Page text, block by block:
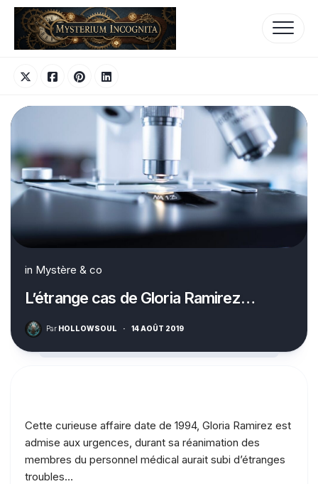
Skip
content
in Mystère & co
L’étrange cas de Gloria Ramirez…
Par HOLLOWSOUL · 14 AOÛT 2019
Cette curieuse affaire date de 1994, Gloria Ramirez est
admise aux urgences, durant sa réanimation des
membres du personnel médical aurait subi d’étranges
troubles…